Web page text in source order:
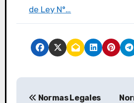
de Ley N°…
Normas Legales